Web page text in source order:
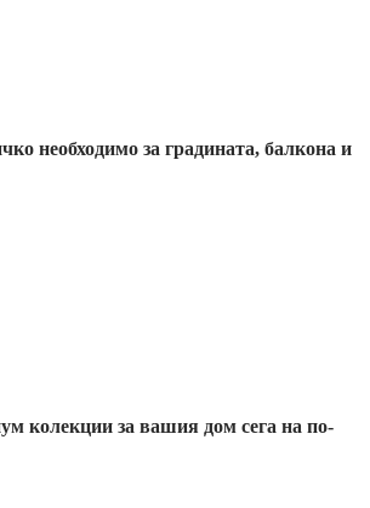
необходимо за градината, балкона и
колекции за вашия дом сега на по-